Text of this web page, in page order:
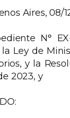
Aires, 08/
N°
Ley de
y la
2023, y